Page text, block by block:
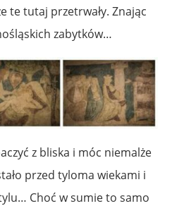
te tutaj przetrwały. Znając
zabytków…
z bliska i móc niemalże
przed tyloma wiekami i
Choć w sumie to samo